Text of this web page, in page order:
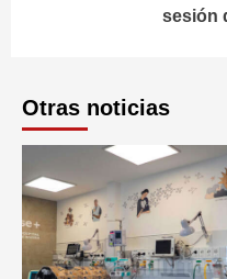
sesión
Otras noticias